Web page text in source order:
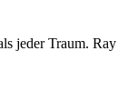
jeder Traum. Ray